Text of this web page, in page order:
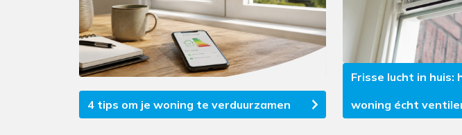
4 tips om je woning te verduurzamen
Frisse lucht in huis:
woning écht